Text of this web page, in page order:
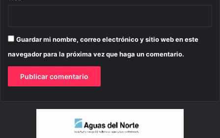
Guardar mi nombre, correo electrónico y sitio web en este
navegador para la próxima vez que haga un comentario.